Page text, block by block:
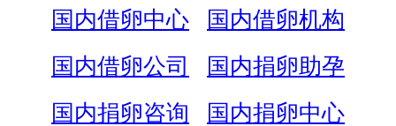
国内借卵中心
国内借卵机构
国内借卵公司
国内捐卵助孕
国内捐卵咨询
国内捐卵中心